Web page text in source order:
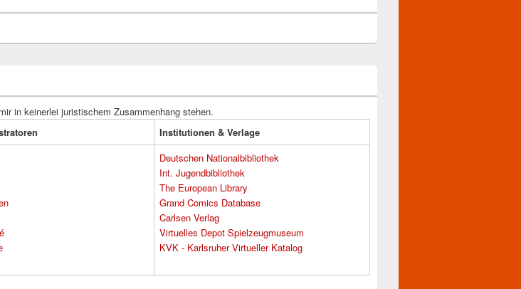
in keinerlei juristischem Zusammenhang stehen.
Institutionen & Verlage
Deutschen Nationalbibliothek
Int. Jugendbibliothek
The European Library
Grand Comics Database
Carlsen Verlag
Virtuelles Depot Spielzeugmuseum
KVK - Karlsruher Virtueller Katalog